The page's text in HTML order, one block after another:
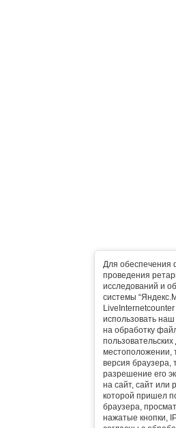
Для обеспечения
проведения
исследований и
системы
использовать
на обработку
местоположении,
версия браузера,
разрешение его
на сайт, сайт или
которой пришел
браузера,
нажатые кнопки,